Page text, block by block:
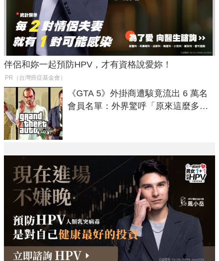
伴侶和妳一起預防HPV，才有資格說愛妳！
PR（台灣癌症基金會）
《GTA 5》外掛商遭駭竟流出 6 萬名
會員名單：外界驚呼「原來這麼多人